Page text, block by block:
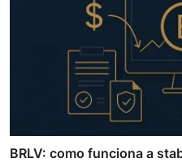
BRLV: como funciona a